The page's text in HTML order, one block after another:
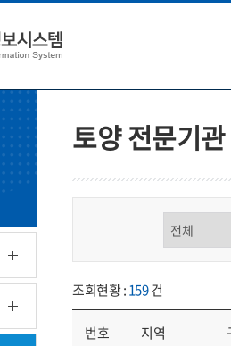
토양 전문기관
조회현황 :159건
번호 지역